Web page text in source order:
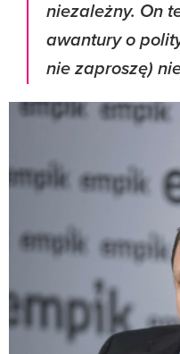
niezależny. On
awantury o
nie zaproszę)